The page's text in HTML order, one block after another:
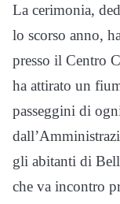
La cerimonia,
lo scorso anno,
presso il Centro
ha attirato un
passeggini di
gli abitanti di
che va incontro